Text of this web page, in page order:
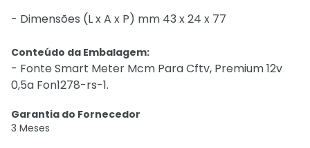
- Dimensões (L x A x P) mm 43 x 24 x 77
Conteúdo da Embalagem:
- Fonte Smart Meter Mcm Para Cftv, Premium 12v
0,5a Fon1278-rs-1.
Garantia do Fornecedor
3 Meses